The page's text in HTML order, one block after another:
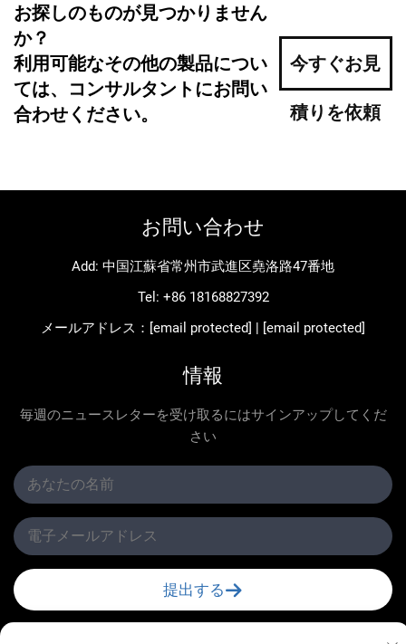
お探しのものが見つかりません
か？
利用可能なその他の製品につい
ては、コンサルタントにお問い
合わせください。
今すぐお見
積りを依頼
お問い合わせ
Add: 中国江蘇省常州市武進区堯洛路47番地
Tel: +86 18168827392
メールアドレス： [email protected] | [email protected]
情報
毎週のニュースレターを受け取るにはサインアップしてくだ
さい
提出する